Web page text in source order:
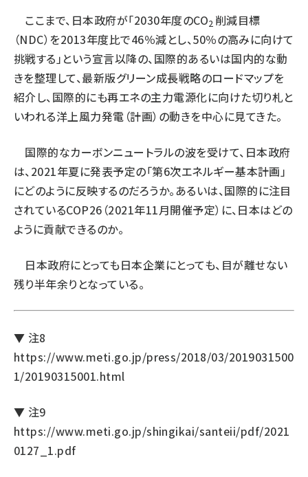
ここまで、日本政府が「2030年度のCO2 削減目標
（NDC）を2013年度比で46％減とし、50％の高みに向けて
挑戦する」という宣言以降の、国際的あるいは国内的な動
きを整理して、最新版グリーン成長戦略のロードマップを
紹介し、国際的にも再エネの主力電源化に向けた切り札と
いわれる洋上風力発電（計画）の動きを中心に見てきた。
国際的なカーボンニュートラルの波を受けて、日本政府
は、2021年夏に発表予定の「第6次エネルギー基本計画」
にどのように反映するのだろうか。あるいは、国際的に注目
されているCOP26（2021年11月開催予定）に、日本はどの
ように貢献できるのか。
日本政府にとっても日本企業にとっても、目が離せない
残り半年余りとなっている。
▼ 注8
https://www.meti.go.jp/press/2018/03/2019031500
1/20190315001.html
▼ 注9
https://www.meti.go.jp/shingikai/santeii/pdf/2021
0127_1.pdf